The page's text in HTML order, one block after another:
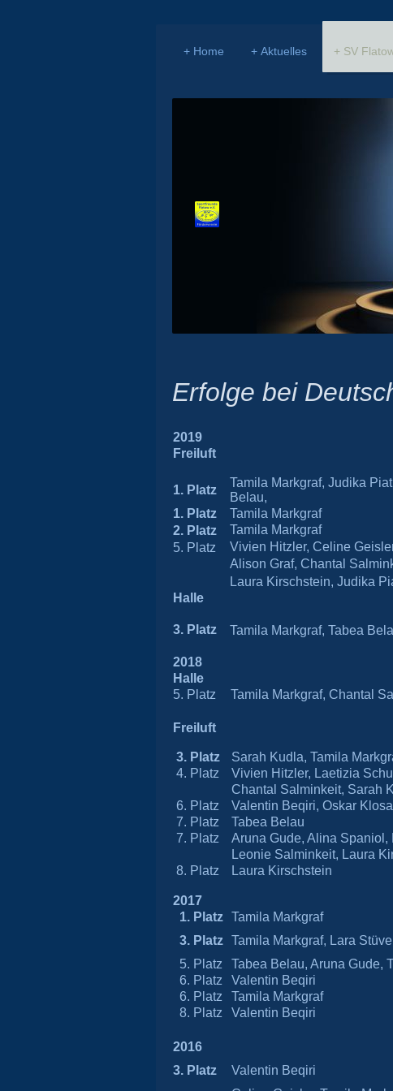
Home Aktuelles SV
Erfolge bei
2019
Freiluft
1. Platz
Tamila Markgraf, Judika
Belau,
1. Platz
Tamila Markgraf
2. Platz Tamila Markgraf
5. Platz
Vivien Hitzler, Celine
Alison Graf, Chantal
Laura Kirschstein, Judika
Halle
3. Platz Tamila Markgraf, Tabea
2018
Halle
5. Platz
Tamila Markgraf, Chantal
Freiluft
3. Platz Sarah Kudla, Tamila
4. Platz
Vivien Hitzler, Laetizia
Chantal Salminkeit, Sarah
6. Platz
Valentin Beqiri, Oskar
7. Platz
Tabea Belau
7. Platz
Aruna Gude, Alina Spaniol,
Leonie Salminkeit, Laura
8. Platz
Laura Kirschstein
2017
1. Platz Tamila Markgraf
3. Platz Tamila Markgraf, Lara
5. Platz
Tabea Belau, Aruna Gude,
6. Platz
Valentin Beqiri
6. Platz
Tamila Markgraf
8. Platz
Valentin Beqiri
2016
3. Platz
Valentin Beqiri